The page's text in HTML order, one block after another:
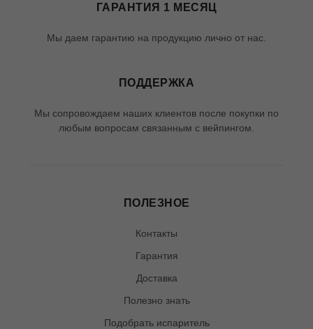
ГАРАНТИЯ 1 МЕСЯЦ
Мы даем гарантию на продукцию лично от нас.
ПОДДЕРЖКА
Мы сопровождаем наших клиентов после покупки по
любым вопросам связанным с вейпингом.
ПОЛЕЗНОЕ
Контакты
Гарантия
Доставка
Полезно знать
Подобрать испаритель